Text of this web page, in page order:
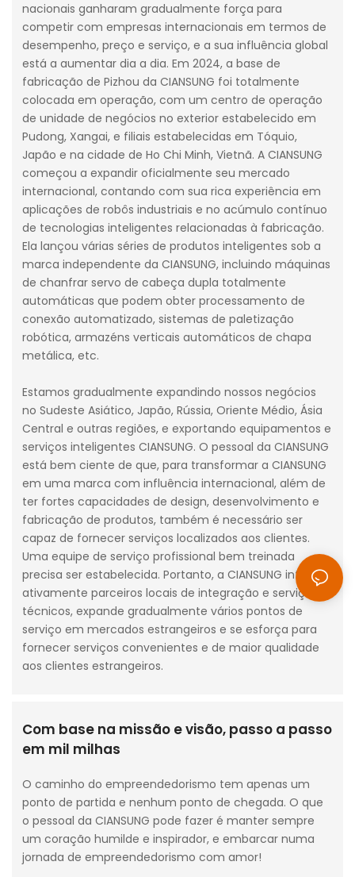
nacionais ganharam gradualmente força para
competir com empresas internacionais em termos de
desempenho, preço e serviço, e a sua influência global
está a aumentar dia a dia. Em 2024, a base de
fabricação de Pizhou da CIANSUNG foi totalmente
colocada em operação, com um centro de operação
de unidade de negócios no exterior estabelecido em
Pudong, Xangai, e filiais estabelecidas em Tóquio,
Japão e na cidade de Ho Chi Minh, Vietnã. A CIANSUNG
começou a expandir oficialmente seu mercado
internacional, contando com sua rica experiência em
aplicações de robôs industriais e no acúmulo contínuo
de tecnologias inteligentes relacionadas à fabricação.
Ela lançou várias séries de produtos inteligentes sob a
marca independente da CIANSUNG, incluindo máquinas
de chanfrar servo de cabeça dupla totalmente
automáticas que podem obter processamento de
conexão automatizado, sistemas de paletização
robótica, armazéns verticais automáticos de chapa
metálica, etc.
Estamos gradualmente expandindo nossos negócios
no Sudeste Asiático, Japão, Rússia, Oriente Médio, Ásia
Central e outras regiões, e exportando equipamentos e
serviços inteligentes CIANSUNG. O pessoal da CIANSUNG
está bem ciente de que, para transformar a CIANSUNG
em uma marca com influência internacional, além de
ter fortes capacidades de design, desenvolvimento e
fabricação de produtos, também é necessário ser
capaz de fornecer serviços localizados aos clientes.
Uma equipe de serviço profissional bem treinada
precisa ser estabelecida. Portanto, a CIANSUNG integra
ativamente parceiros locais de integração e serviços
técnicos, expande gradualmente vários pontos de
serviço em mercados estrangeiros e se esforça para
fornecer serviços convenientes e de maior qualidade
aos clientes estrangeiros.
Com base na missão e visão, passo a passo
em mil milhas
O caminho do empreendedorismo tem apenas um
ponto de partida e nenhum ponto de chegada. O que
o pessoal da CIANSUNG pode fazer é manter sempre
um coração humilde e inspirador, e embarcar numa
jornada de empreendedorismo com amor!